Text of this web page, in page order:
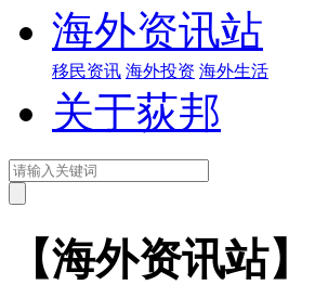
海外资讯站
移民资讯 海外投资 海外生活
关于荻邦
【海外资讯站】